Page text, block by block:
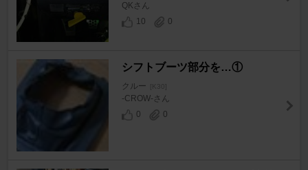
QKさん
10
0
シフトブーツ部分を…①
クルー [K30]
-CROW-さん
0
0